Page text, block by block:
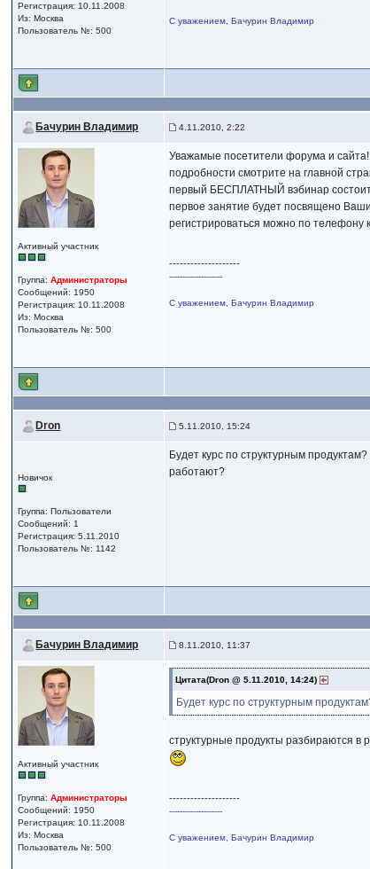
Регистрация: 10.11.2008
Из: Москва
Пользователь №: 500
С уважением, Бачурин Владимир
Бачурин Владимир 4.11.2010, 2:22
Активный участник
Группа:Администраторы
Сообщений: 1950
Регистрация: 10.11.2008
Из: Москва
Пользователь №: 500
Уважамые посетители форума и
подробности смотрите на главной
первый БЕСПЛАТНЫЙ вэбинар
первое занятие будет посвящено
регистрироваться можно по
--------------------
--------------------
С уважением, Бачурин Владимир
Dron 5.11.2010, 15:24
Новичок
Группа: Пользователи
Сообщений: 1
Регистрация: 5.11.2010
Пользователь №: 1142
Будет курс по структурным
работают?
Бачурин Владимир 8.11.2010, 11:37
Активный участник
Группа:Администраторы
Сообщений: 1950
Регистрация: 10.11.2008
Из: Москва
Пользователь №: 500
Цитата(Dron @ 5.11.2010, 14:24)
Будет курс по структурным
структурные продукты разбираются в
--------------------
--------------------
С уважением, Бачурин Владимир